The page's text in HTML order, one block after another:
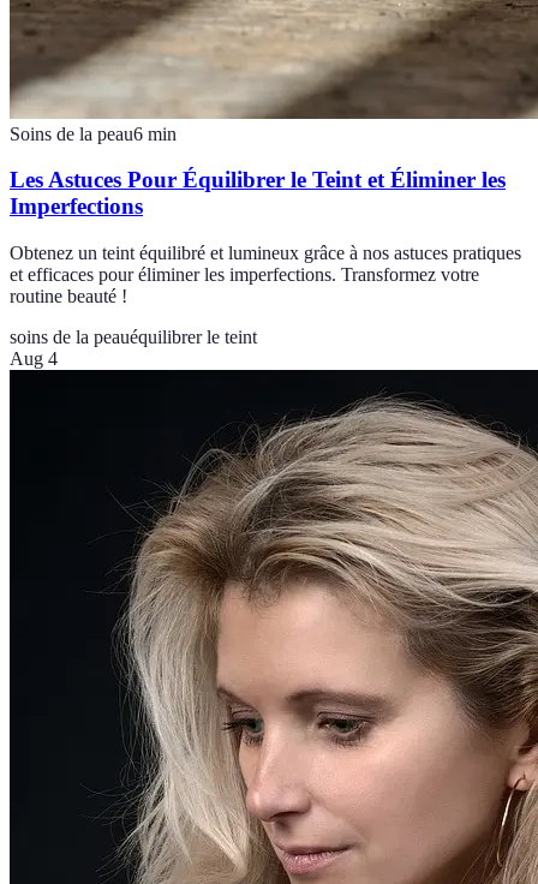
Soins de la peau6 min
Les Astuces Pour Équilibrer le Teint et Éliminer les
Imperfections
Obtenez un teint équilibré et lumineux grâce à nos astuces pratiques
et efficaces pour éliminer les imperfections. Transformez votre
routine beauté !
soins de la peauéquilibrer le teint
Aug 4